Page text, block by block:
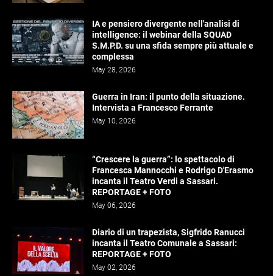
IA e pensiero divergente nell'analisi di
intelligence: il webinar della SQUAD
S.M.P.D. su una sfida sempre più attuale e
complessa
May 28, 2026
Guerra in Iran: il punto della situazione.
Intervista a Francesco Ferrante
May 10, 2026
“Crescere la guerra”: lo spettacolo di
Francesca Mannocchi e Rodrigo D'Erasmo
incanta il Teatro Verdi a Sassari.
REPORTAGE + FOTO
May 06, 2026
Diario di un trapezista, Sigfrido Ranucci
incanta il Teatro Comunale a Sassari:
REPORTAGE + FOTO
May 02, 2026